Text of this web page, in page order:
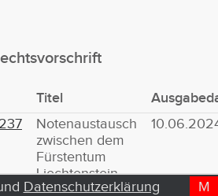
Titel
Notenaustausch
zwischen dem
Fürstentum
Liechtenstein
und der
D
T
M
Datenschutzerklärung